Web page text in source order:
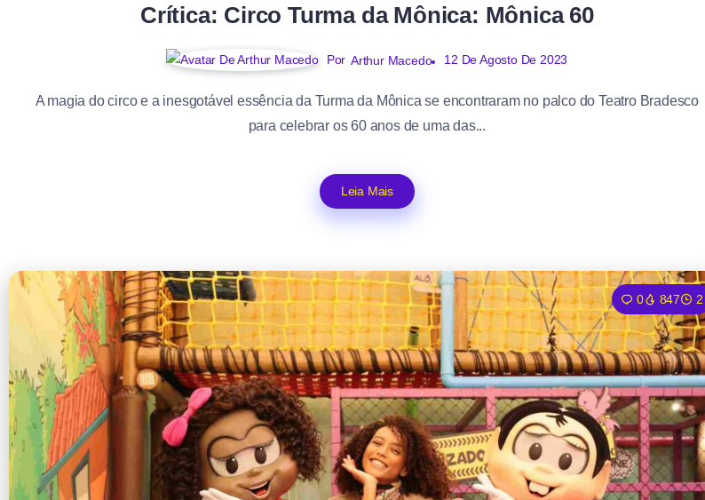
Crítica: Circo Turma da Mônica: Mônica 60
Por Arthur Macedo 12 De Agosto De 2023
A magia do circo e a inesgotável essência da Turma da Mônica se encontraram no palco do Teatro Bradesco
para celebrar os 60 anos de uma das...
Leia Mais
0 847 2